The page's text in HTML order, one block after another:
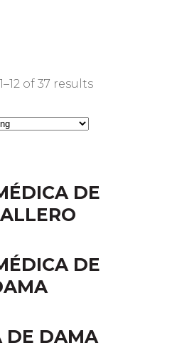
of 37 results
DE
DE
DE DAMA